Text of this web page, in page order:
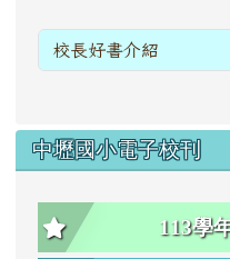
中壢國小電子校刊
113學